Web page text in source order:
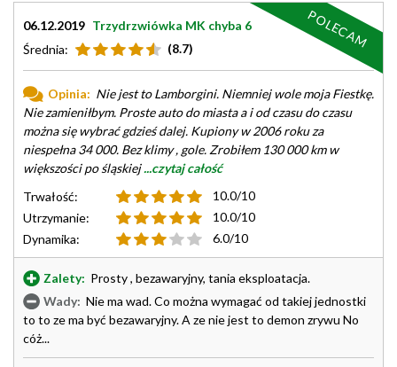
06.12.2019 Trzydrzwiówka MK chyba 6
Średnia:
(8.7)
Opinia: Nie jest to Lamborgini. Niemniej wole moja Fiestkę.
Nie zamieniłbym. Proste auto do miasta a i od czasu do czasu
można się wybrać gdzieś dalej. Kupiony w 2006 roku za
niespełna 34 000. Bez klimy , gole. Zrobiłem 130 000 km w
większości po śląskiej...czytaj całość
Trwałość:
10.0/10
Utrzymanie:
10.0/10
Dynamika:
6.0/10
Zalety: Prosty , bezawaryjny, tania eksploatacja.
Wady: Nie ma wad. Co można wymagać od takiej jednostki
to to ze ma być bezawaryjny. A ze nie jest to demon zrywu No
cóż...
POLECAM